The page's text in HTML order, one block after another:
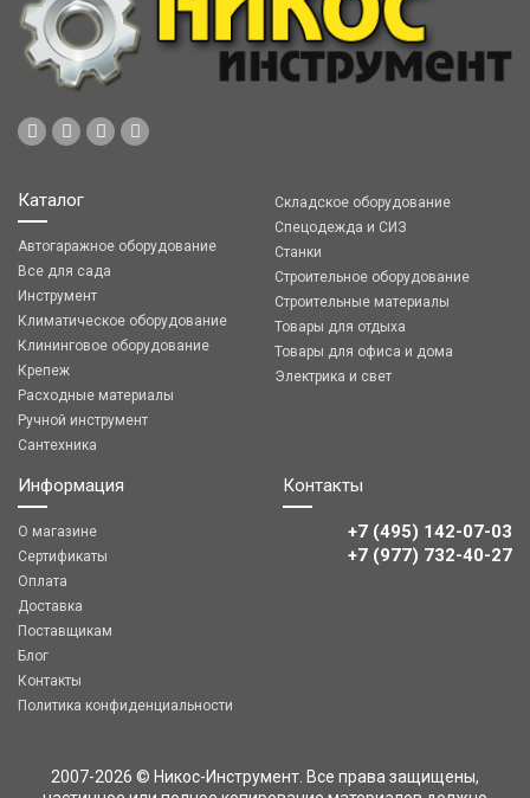
Каталог
Автогаражное оборудование
Все для сада
Инструмент
Климатическое оборудование
Клининговое оборудование
Крепеж
Расходные материалы
Ручной инструмент
Сантехника
Складское оборудование
Спецодежда и СИЗ
Станки
Строительное оборудование
Строительные материалы
Товары для отдыха
Товары для офиса и дома
Электрика и свет
Информация
О магазине
Сертификаты
Оплата
Доставка
Поставщикам
Блог
Контакты
Политика конфиденциальности
Контакты
+7 (495) 142-07-03
‎‎+7 (977) 732-40-27
2007-2026 © Никос-Инструмент. Все права защищены,